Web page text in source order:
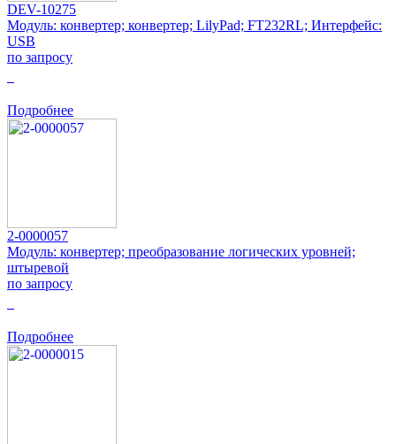
DEV-10275
Модуль: конвертер; конвертер; LilyPad; FT232RL; Интерфейс:
USB
по запросу
Подробнее
2-0000057
Модуль: конвертер; преобразование логических уровней;
штыревой
по запросу
Подробнее